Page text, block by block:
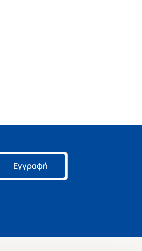
Εγγραφή